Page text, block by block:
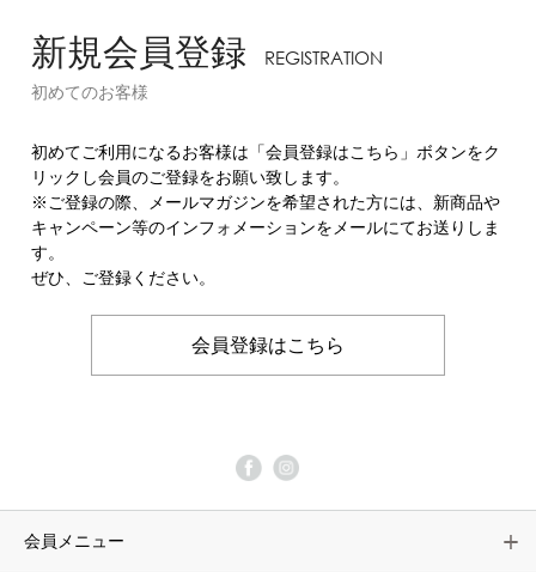
新規会員登録 REGISTRATION
初めてのお客様
初めてご利用になるお客様は「会員登録はこちら」ボタンをク
リックし会員のご登録をお願い致します。
※ご登録の際、メールマガジンを希望された方には、新商品や
キャンペーン等のインフォメーションをメールにてお送りしま
す。
ぜひ、ご登録ください。
会員登録はこちら
会員メニュー